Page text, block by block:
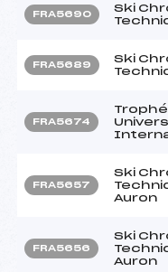
FRA5690
Ski
FRA5689
Ski
FRA5674
FRA5657
Ski
Auron
FRA5656
Ski
Auron